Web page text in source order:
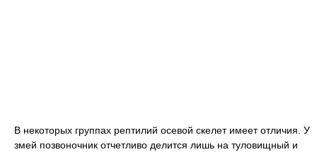
В некоторых группах рептилий осевой скелет имеет отличия. У
змей позвоночник отчетливо делится лишь на туловищный и